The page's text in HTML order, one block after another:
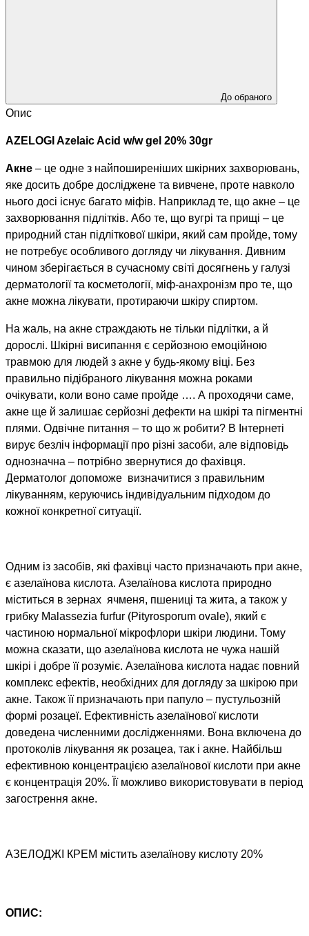
До обраного
Опис
AZELOGI Azelaic Acid w/w gel 20% 30gr
Акне – це одне з найпоширеніших шкірних захворювань,
яке досить добре досліджене та вивчене, проте навколо
нього досі існує багато міфів. Наприклад те, що акне – це
захворювання підлітків. Або те, що вугрі та прищі – це
природний стан підліткової шкіри, який сам пройде, тому
не потребує особливого догляду чи лікування. Дивним
чином зберігається в сучасному світі досягнень у галузі
дерматології та косметології, міф-анахронізм про те, що
акне можна лікувати, протираючи шкіру спиртом.
На жаль, на акне страждають не тільки підлітки, а й
дорослі. Шкірні висипання є серйозною емоційною
травмою для людей з акне у будь-якому віці. Без
правильно підібраного лікування можна роками
очікувати, коли воно саме пройде …. А проходячи саме,
акне ще й залишає серйозні дефекти на шкірі та пігментні
плями. Одвічне питання – то що ж робити? В Інтернеті
вирує безліч інформації про різні засоби, але відповідь
однозначна – потрібно звернутися до фахівця.
Дерматолог допоможе визначитися з правильним
лікуванням, керуючись індивідуальним підходом до
кожної конкретної ситуації.
Одним із засобів, які фахівці часто призначають при акне,
є азелаїнова кислота. Азелаїнова кислота природно
міститься в зернах ячменя, пшениці та жита, а також у
грибку Malassezia furfur (Pityrosporum ovale), який є
частиною нормальної мікрофлори шкіри людини. Тому
можна сказати, що азелаїнова кислота не чужа нашій
шкірі і добре її розуміє. Азелаїнова кислота надає повний
комплекс ефектів, необхідних для догляду за шкірою при
акне. Також її призначають при папуло – пустульозній
формі розацеї. Ефективність азелаїнової кислоти
доведена численними дослідженнями. Вона включена до
протоколів лікування як розацеа, так і акне. Найбільш
ефективною концентрацією азелаїнової кислоти при акне
є концентрація 20%. Її можливо використовувати в період
загострення акне.
АЗЕЛОДЖІ КРЕМ містить азелаїнову кислоту 20%
ОПИС: